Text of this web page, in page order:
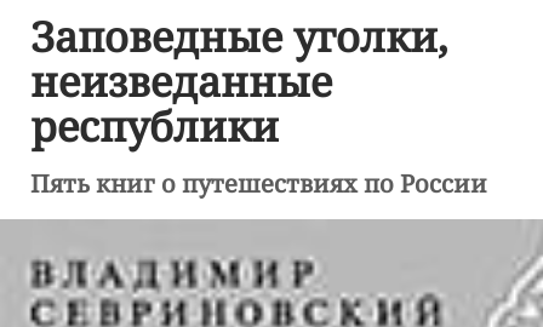
Заповедные уголки,
неизведанные
республики
Пять книг о путешествиях по России